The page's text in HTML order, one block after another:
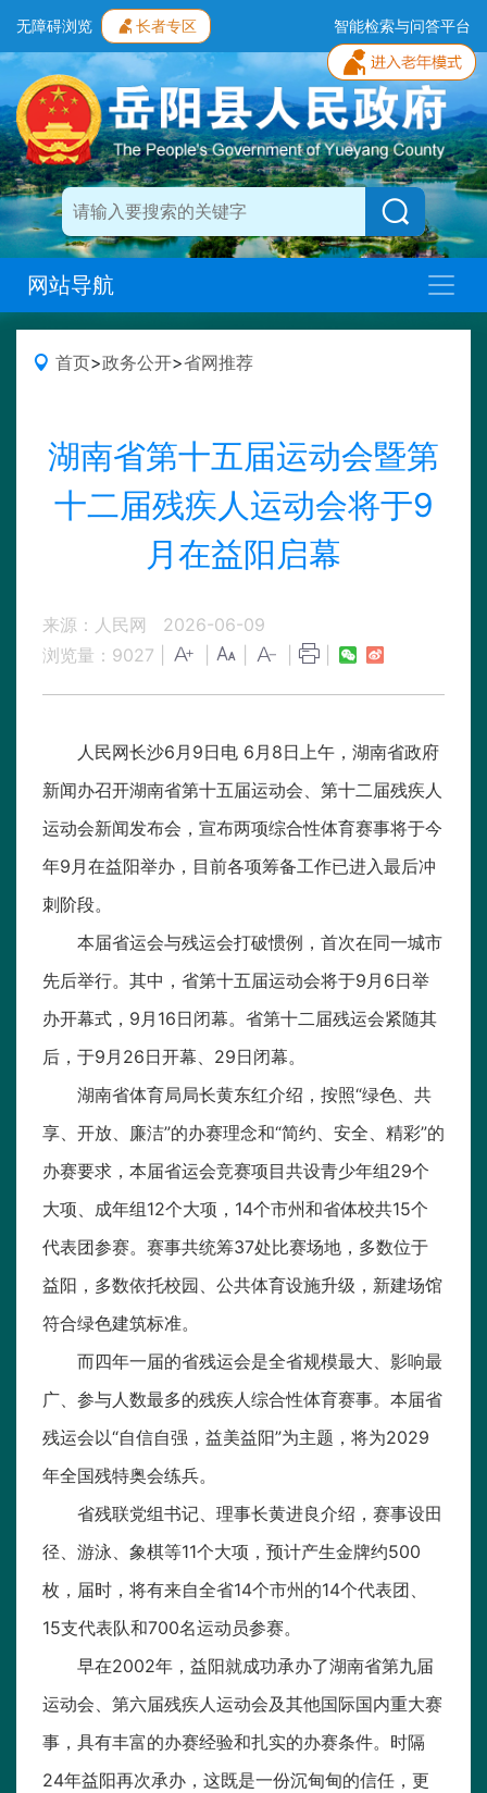
无障碍浏览 长者专区 智能检索与问答平台
网站导航
首页>政务公开>省网推荐
湖南省第十五届运动会暨第
十二届残疾人运动会将于9
月在益阳启幕
来源：人民网
2026-06-09
浏览量： 9027
人民网长沙6月9日电 6月8日上午，湖南省政府
新闻办召开湖南省第十五届运动会、第十二届残疾人
运动会新闻发布会，宣布两项综合性体育赛事将于今
年9月在益阳举办，目前各项筹备工作已进入最后冲
刺阶段。
本届省运会与残运会打破惯例，首次在同一城市
先后举行。其中，省第十五届运动会将于9月6日举
办开幕式，9月16日闭幕。省第十二届残运会紧随其
后，于9月26日开幕、29日闭幕。
湖南省体育局局长黄东红介绍，按照“绿色、共
享、开放、廉洁”的办赛理念和“简约、安全、精彩”的
办赛要求，本届省运会竞赛项目共设青少年组29个
大项、成年组12个大项，14个市州和省体校共15个
代表团参赛。赛事共统筹37处比赛场地，多数位于
益阳，多数依托校园、公共体育设施升级，新建场馆
符合绿色建筑标准。
而四年一届的省残运会是全省规模最大、影响最
广、参与人数最多的残疾人综合性体育赛事。本届省
残运会以“自信自强，益美益阳”为主题，将为2029
年全国残特奥会练兵。
省残联党组书记、理事长黄进良介绍，赛事设田
径、游泳、象棋等11个大项，预计产生金牌约500
枚，届时，将有来自全省14个市州的14个代表团、
15支代表队和700名运动员参赛。
早在2002年，益阳就成功承办了湖南省第九届
运动会、第六届残疾人运动会及其他国际国内重大赛
事，具有丰富的办赛经验和扎实的办赛条件。时隔
24年益阳再次承办，这既是一份沉甸甸的信任，更